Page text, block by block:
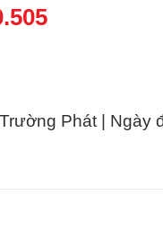
Phát | Ngày